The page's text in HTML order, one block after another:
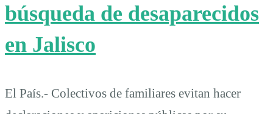
búsqueda de desaparecidos
en Jalisco
El País.- Colectivos de familiares evitan hacer